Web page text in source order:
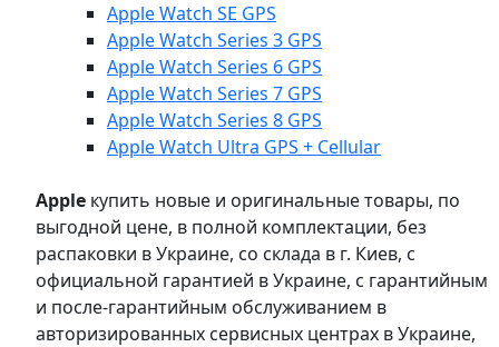
Apple Watch SE GPS
Apple Watch Series 3 GPS
Apple Watch Series 6 GPS
Apple Watch Series 7 GPS
Apple Watch Series 8 GPS
Apple Watch Ultra GPS + Cellular
Apple купить новые и оригинальные товары, по
выгодной цене, в полной комплектации, без
распаковки в Украине, со склада в г. Киев, с
официальной гарантией в Украине, с гарантийным
и после-гарантийным обслуживанием в
авторизированных сервисных центрах в Украине,